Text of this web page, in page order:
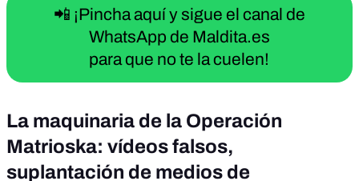
📲 ¡Pincha aquí y sigue el canal de
WhatsApp de Maldita.es
para que no te la cuelen!
La maquinaria de la Operación
Matrioska: vídeos falsos,
suplantación de medios de